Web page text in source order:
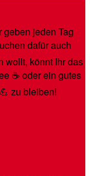
jeden Tag
dafür auch
wollt, könnt Ihr das
☕️ oder ein gutes
zu bleiben!